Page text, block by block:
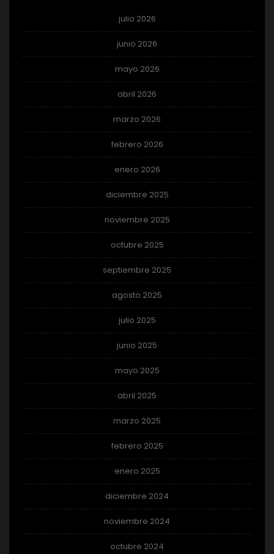
julio 2026
junio 2026
mayo 2026
abril 2026
marzo 2026
febrero 2026
enero 2026
diciembre 2025
noviembre 2025
octubre 2025
septiembre 2025
agosto 2025
julio 2025
junio 2025
mayo 2025
abril 2025
marzo 2025
febrero 2025
enero 2025
diciembre 2024
noviembre 2024
octubre 2024